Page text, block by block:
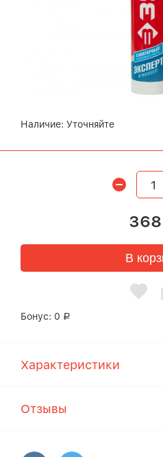
Наличие: Уточняйте
368
В
Бонус: 0 Р
Характеристики
Отзывы